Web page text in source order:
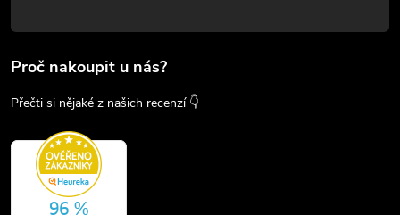
Proč nakoupit u nás?
Přečti si nějaké z našich recenzí 👇